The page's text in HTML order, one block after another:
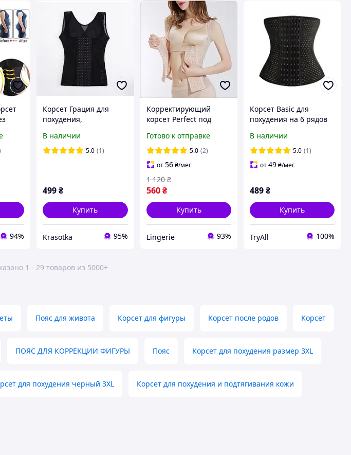
94%
Корсет Грация для
похудения,
корректирующий,
большие размеры,
В наличии
5.0 (1)
499₴
Купить
Krasotka 95%
Корректирующий
корсет Perfect под
коррекции осанки,
Корсет грация для
похудения
Готово к отправке
5.0 (2)
от56 ₴/мес
560 ₴
1 120 ₴
Купить
Lingerie 93%
Корсет Basic для
похудения на 6 рядов
черный
В наличии
5.0 (1)
от49₴/мес
489₴
Купить
TryAll 100%
1 - 29 товаров из 5000+
Пояс для живота Корсет для фигуры Корсет после родов Корсет
ПОЯС ДЛЯ КОРРЕКЦИИ ФИГУРЫ Пояс Корсет для похудения размер 3XL
для похудения черный 3XL Корсет для похудения и подтягивания кожи